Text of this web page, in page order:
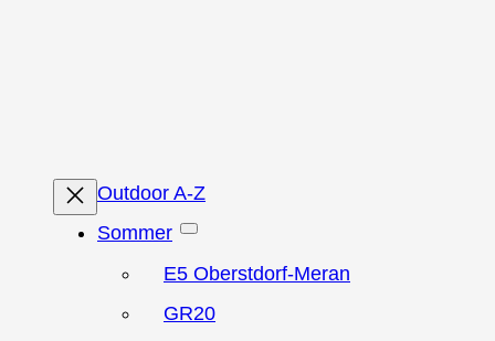
Outdoor A-Z
Sommer
E5 Oberstdorf-Meran
GR20